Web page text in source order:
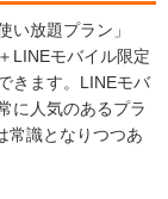
い放題プラン」
LINEモバイル限定
きます。LINEモバ
に人気のあるプラ
常識となりつつあ